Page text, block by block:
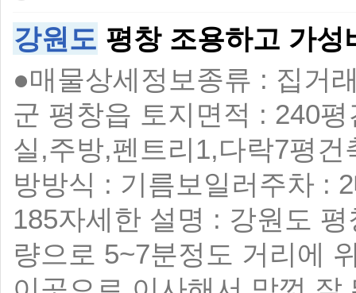
강원도 평창 조용하고 가성
●매물상세정보 ​ 종류 : 집
군 평창읍 토지면적 : 240평
실,주방,펜트리1,다락7평
방방식 : 기름보일러 ​ 주차 :
185 ​ 자세한 설명 : 강원도
량으로 5~7분정도 거리에